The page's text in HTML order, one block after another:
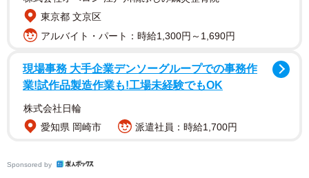
味を持つ、わくいさん（@jamiiiiro0104）。実はこの動画を
た。開店後、わくいさんが店内でチキンタツタセットを食
べていると、動画を撮影した人たちが声をかけてきたそ
東京都 文京区
アルバイト・パート：時給1,300円～1,690円
現場事務 大手企業デンソーグループでの事務作
業!試作品製造作業も!工場未経験でもOK
株式会社日輪
愛知県 岡崎市
派遣社員：時給1,700円
Sponsored by